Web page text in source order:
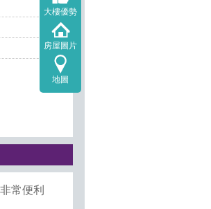
大樓優勢
房屋圖片
地圖
常便利